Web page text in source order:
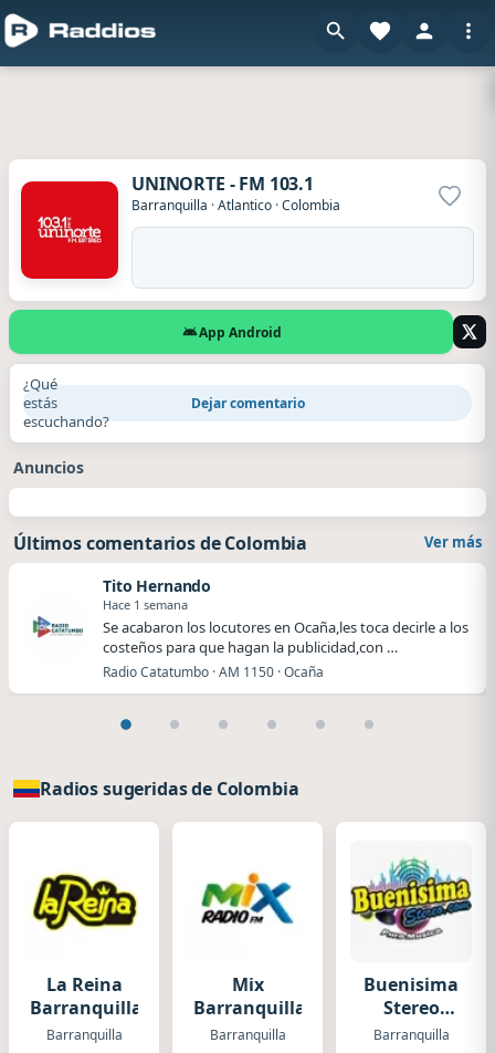
UNINORTE - FM 103.1
Barranquilla ·Atlantico ·Colombia
App Android
¿Qué
estás
escuchando?
Dejar comentario
Anuncios
Últimos comentarios de Colombia Ver más
Tito Hernando
Hace 1 semana
Se acabaron los locutores en Ocaña,les toca decirle a los
costeños para que hagan la publicidad,con …
Radio Catatumbo · AM 1150 · Ocaña
Radios sugeridas de Colombia
La Reina
Barranquilla
Barranquilla
Mix
Barranquilla
Barranquilla
Buenisima
Stereo
(Barranquilla)
Barranquilla